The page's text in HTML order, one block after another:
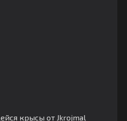
крысы от Jkrojmal